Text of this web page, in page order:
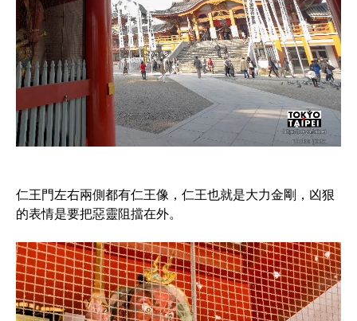
仁王門左右兩側都有仁王像，仁王也就是大力金剛，凶狠
的表情是要把惡靈阻擋在外。